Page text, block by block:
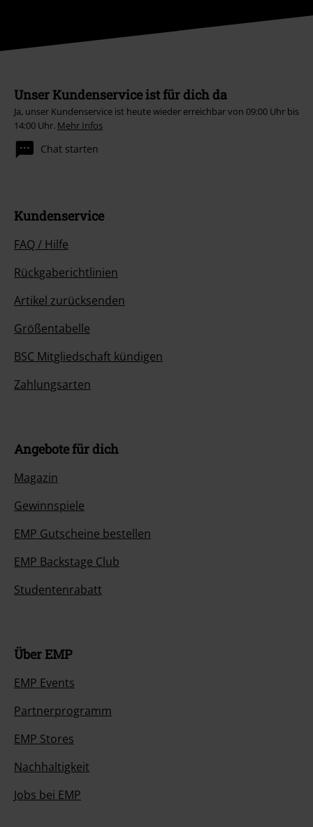
Unser Kundenservice ist für dich da
Ja, unser Kundenservice ist heute wieder erreichbar von 09:00 Uhr bis
14:00 Uhr. Mehr Infos
Chat starten
Kundenservice
FAQ / Hilfe
Rückgaberichtlinien
Artikel zurücksenden
Größentabelle
BSC Mitgliedschaft kündigen
Zahlungsarten
Angebote für dich
Magazin
Gewinnspiele
EMP Gutscheine bestellen
EMP Backstage Club
Studentenrabatt
Über EMP
EMP Events
Partnerprogramm
EMP Stores
Nachhaltigkeit
Jobs bei EMP